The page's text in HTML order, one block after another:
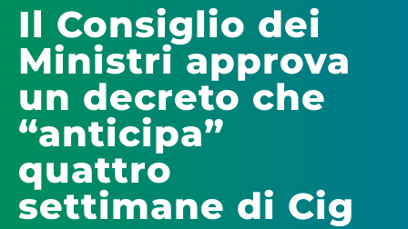
Il Consiglio dei
Ministri approva
un decreto che
“anticipa”
quattro
settimane di Cig